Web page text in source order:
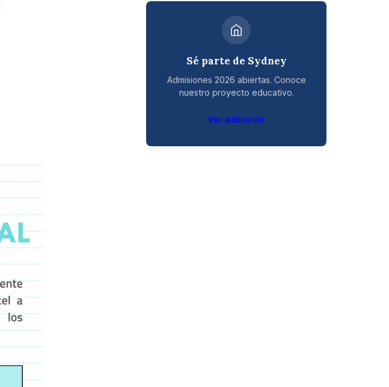
Sé parte de Sydney
Admisiones 2026 abiertas. Conoce
nuestro proyecto educativo.
Ver admisión